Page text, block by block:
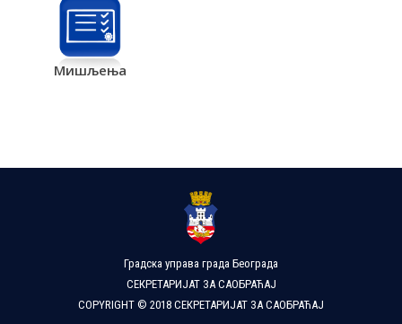
Мишљења
Градска управа града Београда
СЕКРЕТАРИЈАТ ЗА САОБРАЋАЈ
COPYRIGHT © 2018 СЕКРЕТАРИЈАТ ЗА САОБРАЋАЈ